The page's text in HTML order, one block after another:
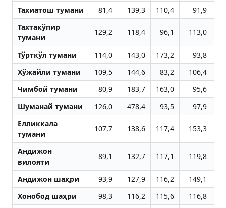
Тахиатош тумани
81,4 139,3 110,4 91,9
Тахтакўпир
тумани
129,2 118,4 96,1 113,0
Тўрткўл тумани 114,0 143,0 173,2 93,8
Хўжайли тумани
109,5 144,6 83,2 106,4
Чимбой тумани
80,9 183,7 163,0 95,6
Шуманай тумани
126,0 478,4 93,5 97,9
Елликкала
тумани
107,7 138,6 117,4 153,3
Aндижон
вилояти
89,1 132,7 117,1 119,8
Aндижон шаҳри 93,9 127,9 116,2 149,1
Хонобод шаҳри
98,3 116,2 115,6 116,8